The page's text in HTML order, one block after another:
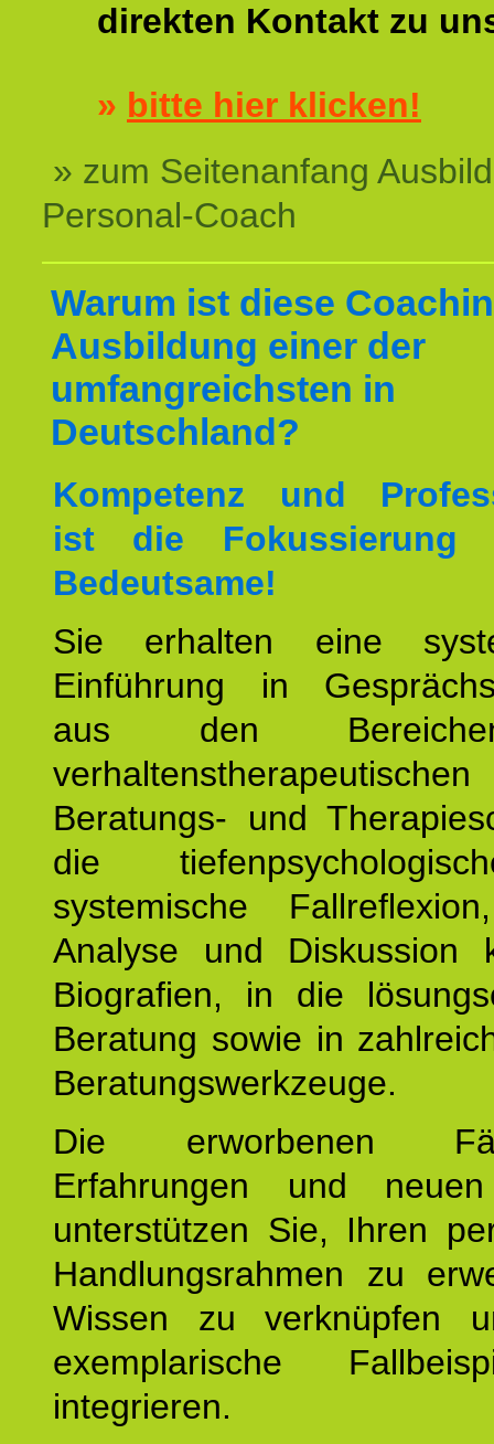
direkten Kontakt zu
» bitte hier klicken!
» zum Seitenanfang
Personal-Coach
Warum ist diese
Ausbildung einer der
umfangreichsten in
Deutschland?
Kompetenz und
ist die Fokussierung
Bedeutsame!
Sie erhalten eine
Einführung in
aus den
verhaltenstherapeutischen
Beratungs- und
die
systemische
Analyse und Diskussion
Biografien, in die
Beratung sowie in
Beratungswerkzeuge.
Die erworbenen
Erfahrungen und
unterstützen Sie, Ihren
Handlungsrahmen zu
Wissen zu verknüpfen
exemplarische
integrieren.